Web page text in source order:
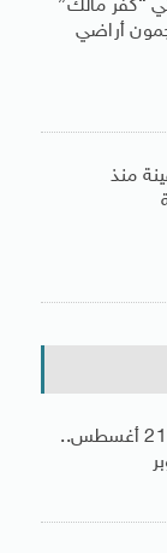
“كفر مالك”
أراضي
مسار 48 سفينة منذ
رسميًا.. انطلاق الدورى الممتاز 21 أغسطس..